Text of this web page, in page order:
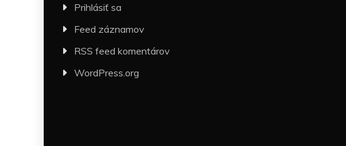
Prihlásiť sa
Feed záznamov
RSS feed komentárov
WordPress.org